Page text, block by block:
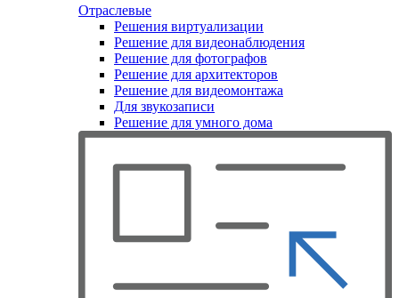
Отраслевые
Решения виртуализации
Решение для видеонаблюдения
Решение для фотографов
Решение для архитекторов
Решение для видеомонтажа
Для звукозаписи
Решение для умного дома